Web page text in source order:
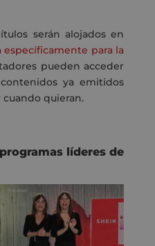
serán alojados en
para la
pueden acceder
ya emitidos
quieran.
líderes de